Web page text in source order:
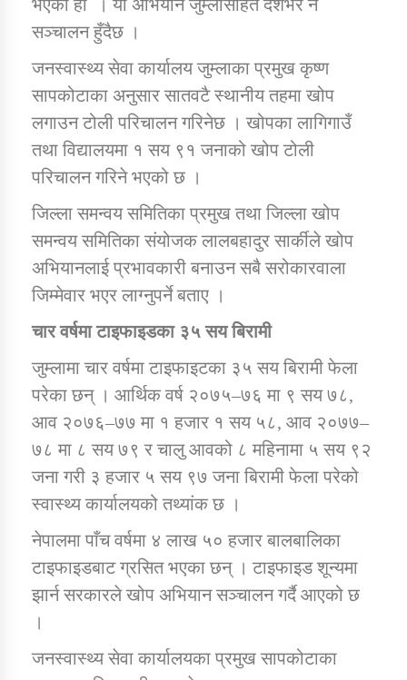
सामाजिक बिकास कार्यालय जुम्लाकाे सुचना
कार्यक्रम कार्यान्वयन एकाई जुम्लाको सुचना
कर्णाली प्राविधि शिक्षालय जुम्लाको सुचना
भएको हो । यो अभियान जुम्लासहित देशभर नै
सञ्चालन हुँदैछ ।
जनस्वास्थ्य सेवा कार्यालय जुम्लाका प्रमुख कृष्ण
सापकोटाका अनुसार सातवटै स्थानीय तहमा खोप
लगाउन टोली परिचालन गरिनेछ । खोपका लागिगाउँ
तथा विद्यालयमा १ सय ९१ जनाको खोप टोली
परिचालन गरिने भएको छ ।
जिल्ला समन्वय समितिका प्रमुख तथा जिल्ला खोप
समन्वय समितिका संयोजक लालबहादुर सार्कीले खोप
अभियानलाई प्रभावकारी बनाउन सबै सरोकारवाला
जिम्मेवार भएर लाग्नुपर्ने बताए ।
चार वर्षमा टाइफाइडका ३५ सय बिरामी
जुम्लामा चार वर्षमा टाइफाइटका ३५ सय बिरामी फेला
परेका छन् । आर्थिक वर्ष २०७५–७६ मा ९ सय ७८,
आव २०७६–७७ मा १ हजार १ सय ५८, आव २०७७–
७८ मा ८ सय ७९ र चालु आवको ८ महिनामा ५ सय ९२
जना गरी ३ हजार ५ सय ९७ जना बिरामी फेला परेको
स्वास्थ्य कार्यालयको तथ्यांक छ ।
नेपालमा पाँच वर्षमा ४ लाख ५० हजार बालबालिका
टाइफाइडबाट ग्रसित भएका छन् । टाइफाइड शून्यमा
झार्न सरकारले खोप अभियान सञ्चालन गर्दै आएको छ
।
जनस्वास्थ्य सेवा कार्यालयका प्रमुख सापकोटाका